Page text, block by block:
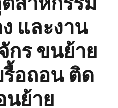
และงาน
กร ขนย้าย
รื้อถอน ติด
นย้าย